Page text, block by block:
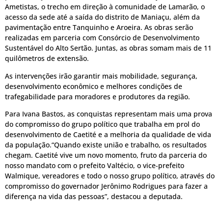
Ametistas, o trecho em direção à comunidade de Lamarão, o
acesso da sede até a saída do distrito de Maniaçu, além da
pavimentação entre Tanquinho e Aroeira. As obras serão
realizadas em parceria com Consórcio de Desenvolvimento
Sustentável do Alto Sertão. Juntas, as obras somam mais de 11
quilômetros de extensão.
As intervenções irão garantir mais mobilidade, segurança,
desenvolvimento econômico e melhores condições de
trafegabilidade para moradores e produtores da região.
Para Ivana Bastos, as conquistas representam mais uma prova
do compromisso do grupo político que trabalha em prol do
desenvolvimento de Caetité e a melhoria da qualidade de vida
da população.“Quando existe união e trabalho, os resultados
chegam. Caetité vive um novo momento, fruto da parceria do
nosso mandato com o prefeito Valtécio, o vice-prefeito
Walmique, vereadores e todo o nosso grupo político, através do
compromisso do governador Jerônimo Rodrigues para fazer a
diferença na vida das pessoas”, destacou a deputada.